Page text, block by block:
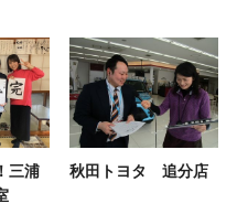
三浦
秋田トヨタ 追分店